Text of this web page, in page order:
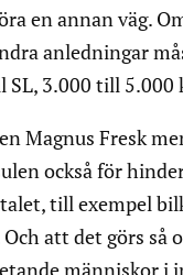
en annan väg.
anledningar
SL, 3.000 till 5.000
Magnus Fresk
också för
till exempel
att det görs så
människor i